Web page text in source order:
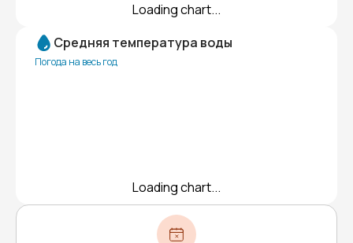
Loading chart...
Средняя температура воды
Погода на весь год
Loading chart...